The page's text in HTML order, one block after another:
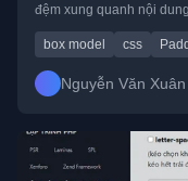
đệm xung quanh nội
box model css
Nguyễn Văn Xuân